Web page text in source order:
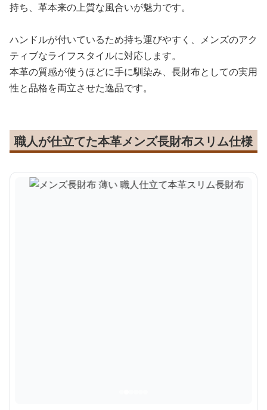
持ち、革本来の上質な風合いが魅力です。
ハンドルが付いているため持ち運びやすく、メンズのアク
ティブなライフスタイルに対応します。
本革の質感が使うほどに手に馴染み、長財布としての実用
性と品格を両立させた逸品です。
職人が仕立てた本革メンズ長財布スリム仕様